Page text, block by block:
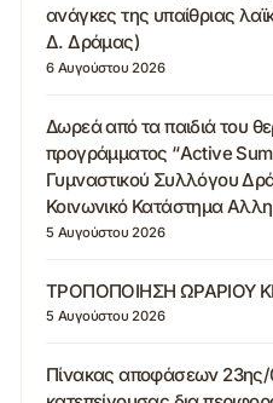
ανάγκες της υπαίθριας
Δ. Δράμας)
6 Αυγούστου 2026
Δωρεά από τα παιδιά του
προγράμματος “Active
Γυμναστικού Συλλόγου
Κοινωνικό Κατάστημα
5 Αυγούστου 2026
ΤΡΟΠΟΠΟΙΗΣΗ ΩΡΑΡΙΟΥ
5 Αυγούστου 2026
Πίνακας αποφάσεων